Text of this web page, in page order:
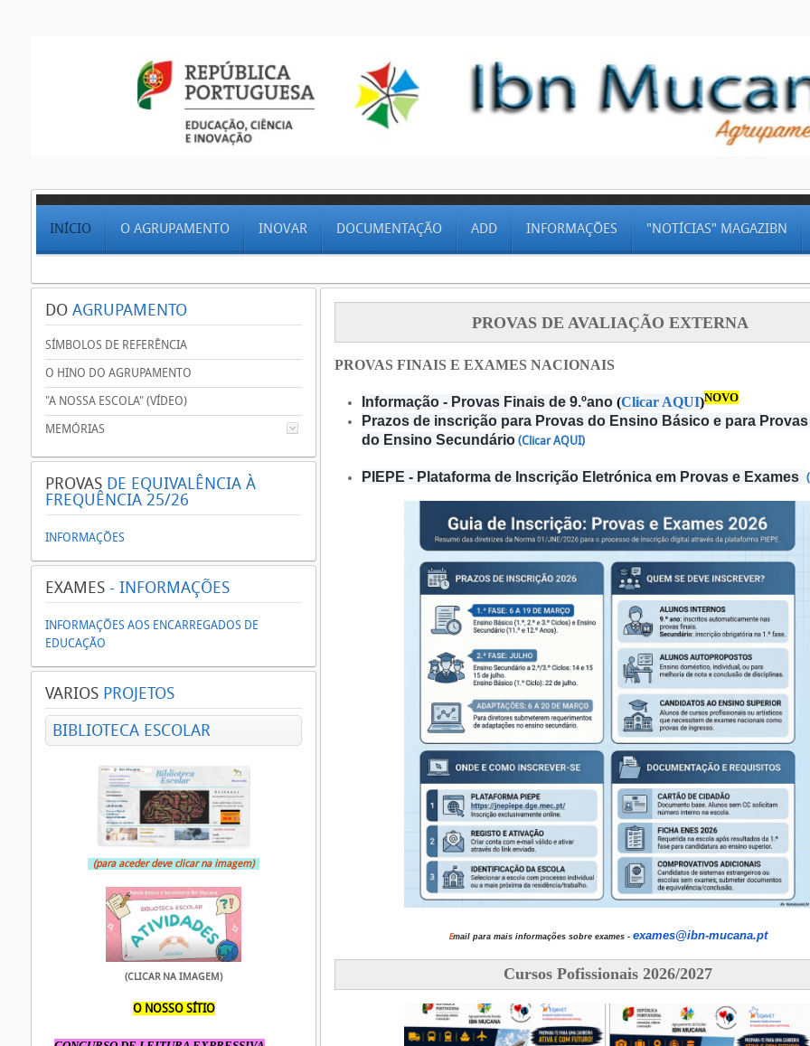
INÍCIO O AGRUPAMENTO INOVAR DOCUMENTAÇÃO ADD INFORMAÇÕES "NOTÍCIAS" MAGAZIBN
PROVAS DE AVALIAÇÃO EXTERNA
PROVAS FINAIS E EXAMES NACIONAIS
Informação - Provas Finais de 9.ºano (Clicar AQUI)NOVO
Prazos de inscrição para Provas do Ensino Básico e para
do Ensino Secundário (Clicar AQUI)
PIEPE - Plataforma de Inscrição Eletrónica em Provas e Exames
Email para mais informações sobre exames - exames@ibn-mucana.pt
Cursos Pofissionais 2026/2027
DO AGRUPAMENTO
SÍMBOLOS DE REFERÊNCIA
O HINO DO AGRUPAMENTO
"A NOSSA ESCOLA" (VÍDEO)
MEMÓRIAS
PROVAS DE EQUIVALÊNCIA À
FREQUÊNCIA 25/26
INFORMAÇÕES
EXAMES - INFORMAÇÕES
INFORMAÇÕES AOS ENCARREGADOS DE
EDUCAÇÃO
VARIOS PROJETOS
BIBLIOTECA ESCOLAR
(para aceder deve clicar na imagem)
(CLICAR NA IMAGEM)
O NOSSO SÍTIO